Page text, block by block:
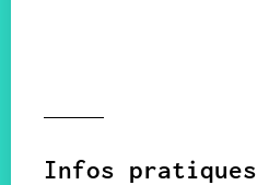
Infos pratiques